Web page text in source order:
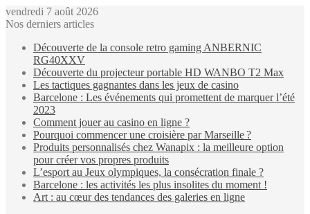
vendredi 7 août 2026
Nos derniers articles
Découverte de la console retro gaming ANBERNIC
RG40XXV
Découverte du projecteur portable HD WANBO T2 Max
Les tactiques gagnantes dans les jeux de casino
Barcelone : Les événements qui promettent de marquer l’été
2023
Comment jouer au casino en ligne ?
Pourquoi commencer une croisière par Marseille ?
Produits personnalisés chez Wanapix : la meilleure option
pour créer vos propres produits
L’esport au Jeux olympiques, la consécration finale ?
Barcelone : les activités les plus insolites du moment !
Art : au cœur des tendances des galeries en ligne